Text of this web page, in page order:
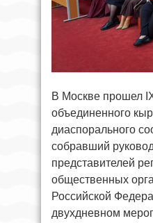
В Москве прошел
объединенного
диаспорального
собравший
представителей
общественных
Российской
двухдневном